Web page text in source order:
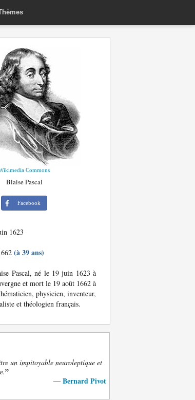
Commons
Blaise Pascal
Facebook
1623
(à 39 ans)
Pascal, né le 19 juin 1623 à
et mort le 19 août 1662 à
physicien, inventeur,
et théologien français.
un impitoyable neuroleptique et
”
— Bernard Pivot